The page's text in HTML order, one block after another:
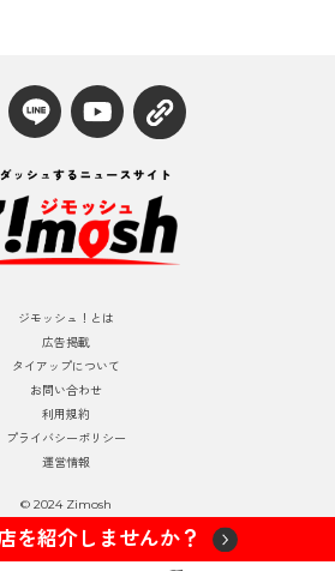
ジモッシュ！とは
広告掲載
タイアップについて
お問い合わせ
利用規約
プライバシーポリシー
運営情報
© 2024 Zimosh
を紹介しませんか？